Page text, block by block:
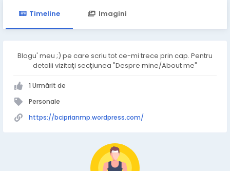
Timeline Imagini
Blogu' meu ;) pe care scriu tot ce-mi trece prin cap. Pentru
detalii vizitaţi secţiunea "Despre mine/About me"
1 Urmărit de
Personale
https://bciprianmp.wordpress.com/